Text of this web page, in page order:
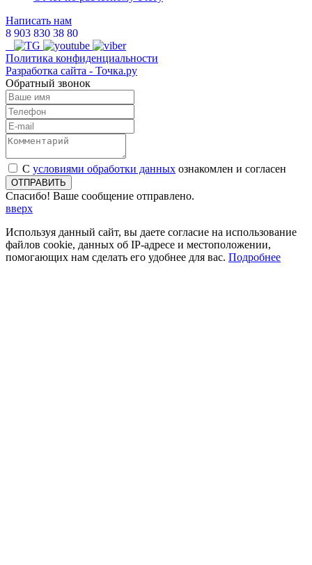
Написать нам
8 903 830 38 80
Политика конфиденциальности
Разработка сайта - Точка.ру
Обратный звонок
С условиями обработки данных ознакомлен и согласен
ОТПРАВИТЬ
Спасибо! Ваше сообщение отправлено.
вверх
Используя данный сайт, вы даете согласие на использование
файлов cookie, данных об IP-адресе и местоположении,
помогающих нам сделать его удобнее для вас. Подробнее